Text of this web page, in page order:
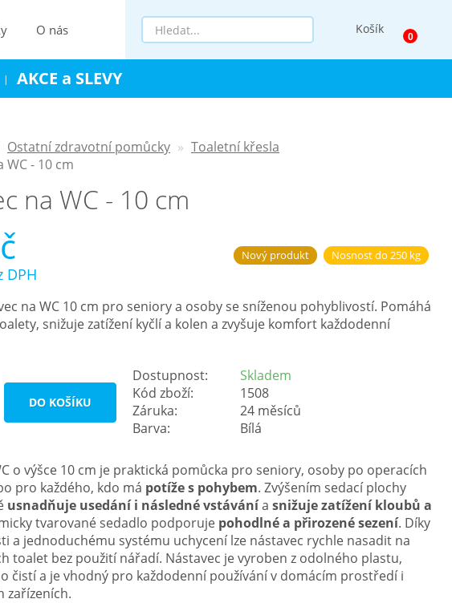
O nás Košík
| AKCE a SLEVY
Ostatní zdravotní pomůcky
Toaletní křesla
WC - 10 cm
na WC - 10 cm
DPH
Nový produkt Nosnost do 250 kg
na WC 10 cm pro seniory a osoby se sníženou pohyblivostí. Pomáhá
snižuje zatížení kyčlí a kolen a zvyšuje komfort každodenní
DO KOŠÍKU
Dostupnost:
Skladem
Kód zboží:
1508
Záruka:
24 měsíců
Barva:
Bílá
o výšce 10 cm je praktická pomůcka pro seniory, osoby po operacích
pro každého, kdo má potíže s pohybem. Zvýšením sedací plochy
usnadňuje usedání i následné vstávánía snižuje zatížení kloubů a
tvarované sedadlo podporuje pohodlné a přirozené sezení. Díky
a jednoduchému systému uchycení lze nástavec rychle nasadit na
toalet bez použití nářadí. Nástavec je vyroben z odolného plastu,
čistí a je vhodný pro každodenní používání v domácím prostředí i
zařízeních.